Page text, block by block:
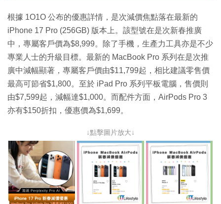
根據 1O1O 公布的優惠詳情，是次減價焦點落在最新的
iPhone 17 Pro (256GB) 版本上。該型號在是次新春推廣
中，專屬客戶價為$8,999。除了手機，生產力工具亦是不少
專業人士的升級目標。最新的 MacBook Pro 系列在是次推
廣中減幅顯著，專屬客戶價由$11,799起，相比建議零售價
最高可節省$1,800。至於 iPad Pro 系列平板電腦，售價則
由$7,599起，減幅達$1,000。而配件方面，AirPods Pro 3
亦有$150折扣，優惠價為$1,699。
↓點擊圖片放大↓